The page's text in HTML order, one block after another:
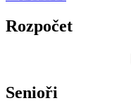
Rozpočet
Senioři